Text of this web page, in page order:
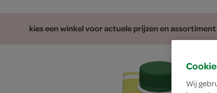
kies een winkel voor actuele prijzen en assortiment
Wij